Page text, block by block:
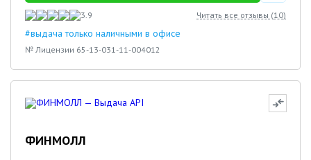
3.9 Читать все отзывы (10)
#выдача только наличными в офисе
№ Лицензии 65-13-031-11-004012
ФИНМОЛЛ